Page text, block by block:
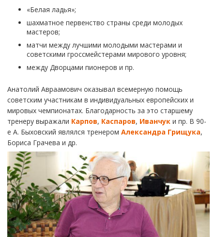
«Белая ладья»;
шахматное первенство страны среди молодых
мастеров;
матчи между лучшими молодыми мастерами и
советскими гроссмейстерами мирового уровня;
между Дворцами пионеров и пр.
Анатолий Авраамович оказывал всемерную помощь
советским участникам в индивидуальных европейских и
мировых чемпионатах. Благодарность за это старшему
тренеру выражали Карпов, Каспаров, Иванчук и пр. В 90-
е А. Быховский являлся тренером Александра Грищука,
Бориса Грачева и др.